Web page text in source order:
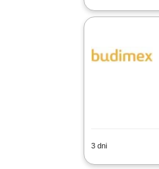
3 dni